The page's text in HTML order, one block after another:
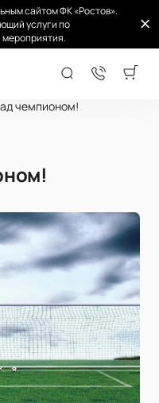
сайтом ФК «Ростов».
услуги по
мероприятия.
чемпионом!